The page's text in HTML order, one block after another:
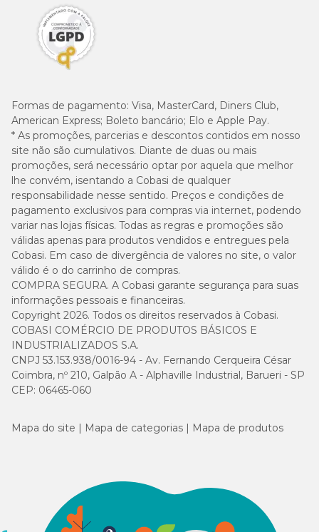
Formas de pagamento: Visa, MasterCard, Diners Club,
American Express; Boleto bancário; Elo e Apple Pay.
* As promoções, parcerias e descontos contidos em nosso
site não são cumulativos. Diante de duas ou mais
promoções, será necessário optar por aquela que melhor
lhe convém, isentando a Cobasi de qualquer
responsabilidade nesse sentido. Preços e condições de
pagamento exclusivos para compras via internet, podendo
variar nas lojas físicas. Todas as regras e promoções são
válidas apenas para produtos vendidos e entregues pela
Cobasi. Em caso de divergência de valores no site, o valor
válido é o do carrinho de compras.
COMPRA SEGURA. A Cobasi garante segurança para suas
informações pessoais e financeiras.
Copyright 2026. Todos os direitos reservados à Cobasi.
COBASI COMÉRCIO DE PRODUTOS BÁSICOS E
INDUSTRIALIZADOS S.A.
CNPJ 53.153.938/0016-94 - Av. Fernando Cerqueira César
Coimbra, nº 210, Galpão A - Alphaville Industrial, Barueri - SP
CEP: 06465-060
Mapa do site Mapa de categorias Mapa de produtos